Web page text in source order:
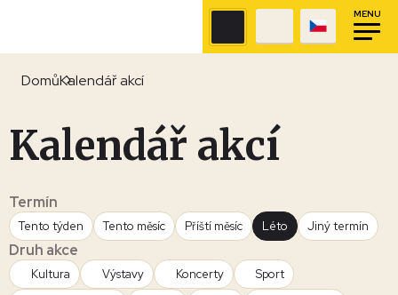
MENU
DomůKalendář akcí
Kalendář akcí
Termín
Tento týden Tento měsíc Příští měsíc Léto Jiný termín
Druh akce
Kultura Výstavy Koncerty
Sport